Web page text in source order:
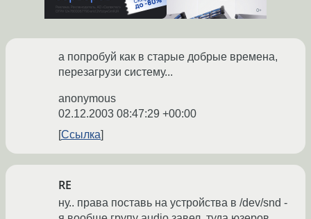
а попробуй как в старые добрые времена,
перезагрузи систему...
anonymous
02.12.2003 08:47:29 +00:00
Ссылка
RE
ну.. права поставь на устройства в /dev/snd -